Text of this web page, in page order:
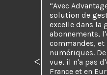
“Avec
solution de
excelle dans la
abonnements,
commandes, et
numériques.
vue, il n'a pas
France et en
Précédent